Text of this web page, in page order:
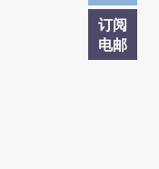
订阅
电邮